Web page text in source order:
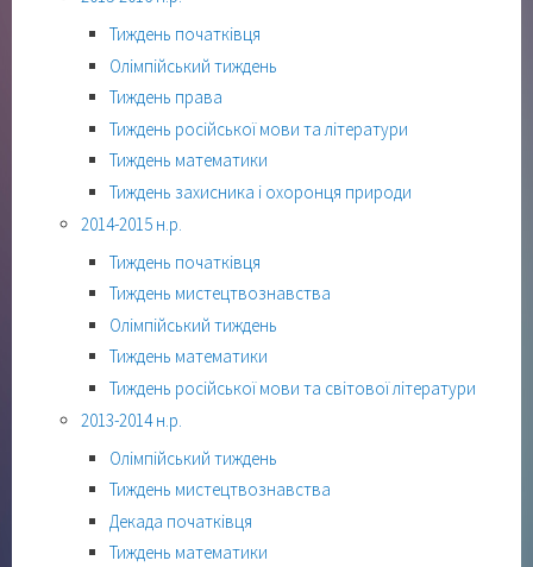
Тиждень початківця
Олімпійський тиждень
Тиждень права
Тиждень російської мови та літератури
Тиждень математики
Тиждень захисника і охоронця природи
2014-2015 н.р.
Тиждень початківця
Тиждень мистецтвознавства
Олімпійський тиждень
Тиждень математики
Тиждень російської мови та світової літератури
2013-2014 н.р.
Олімпійський тиждень
Тиждень мистецтвознавства
Декада початківця
Тиждень математики